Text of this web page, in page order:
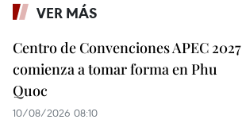
VER MÁS
Centro de Convenciones APEC 2027
comienza a tomar forma en Phu
Quoc
10/08/2026 08:10